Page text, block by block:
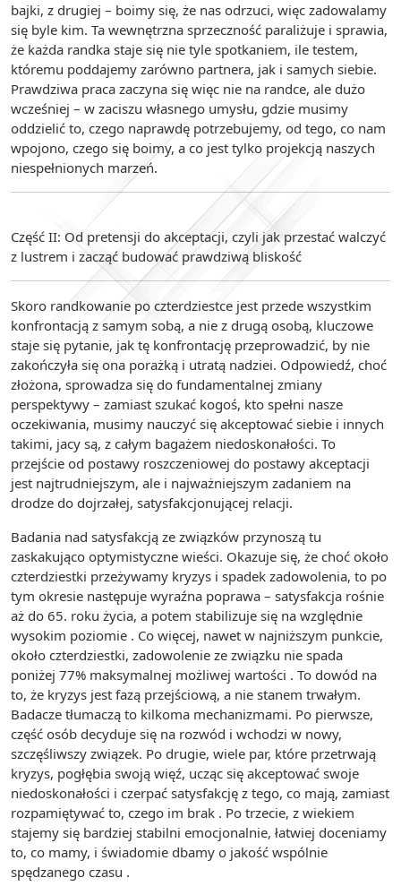
bajki, z drugiej – boimy się, że nas odrzuci, więc zadowalamy
się byle kim. Ta wewnętrzna sprzeczność paraliżuje i sprawia,
że każda randka staje się nie tyle spotkaniem, ile testem,
któremu poddajemy zarówno partnera, jak i samych siebie.
Prawdziwa praca zaczyna się więc nie na randce, ale dużo
wcześniej – w zaciszu własnego umysłu, gdzie musimy
oddzielić to, czego naprawdę potrzebujemy, od tego, co nam
wpojono, czego się boimy, a co jest tylko projekcją naszych
niespełnionych marzeń.
Część II: Od pretensji do akceptacji, czyli jak przestać walczyć
z lustrem i zacząć budować prawdziwą bliskość
Skoro randkowanie po czterdziestce jest przede wszystkim
konfrontacją z samym sobą, a nie z drugą osobą, kluczowe
staje się pytanie, jak tę konfrontację przeprowadzić, by nie
zakończyła się ona porażką i utratą nadziei. Odpowiedź, choć
złożona, sprowadza się do fundamentalnej zmiany
perspektywy – zamiast szukać kogoś, kto spełni nasze
oczekiwania, musimy nauczyć się akceptować siebie i innych
takimi, jacy są, z całym bagażem niedoskonałości. To
przejście od postawy roszczeniowej do postawy akceptacji
jest najtrudniejszym, ale i najważniejszym zadaniem na
drodze do dojrzałej, satysfakcjonującej relacji.
Badania nad satysfakcją ze związków przynoszą tu
zaskakująco optymistyczne wieści. Okazuje się, że choć około
czterdziestki przeżywamy kryzys i spadek zadowolenia, to po
tym okresie następuje wyraźna poprawa – satysfakcja rośnie
aż do 65. roku życia, a potem stabilizuje się na względnie
wysokim poziomie . Co więcej, nawet w najniższym punkcie,
około czterdziestki, zadowolenie ze związku nie spada
poniżej 77% maksymalnej możliwej wartości . To dowód na
to, że kryzys jest fazą przejściową, a nie stanem trwałym.
Badacze tłumaczą to kilkoma mechanizmami. Po pierwsze,
część osób decyduje się na rozwód i wchodzi w nowy,
szczęśliwszy związek. Po drugie, wiele par, które przetrwają
kryzys, pogłębia swoją więź, ucząc się akceptować swoje
niedoskonałości i czerpać satysfakcję z tego, co mają, zamiast
rozpamiętywać to, czego im brak . Po trzecie, z wiekiem
stajemy się bardziej stabilni emocjonalnie, łatwiej doceniamy
to, co mamy, i świadomie dbamy o jakość wspólnie
spędzanego czasu .